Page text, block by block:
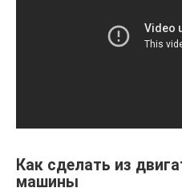
Как сделать из
машины